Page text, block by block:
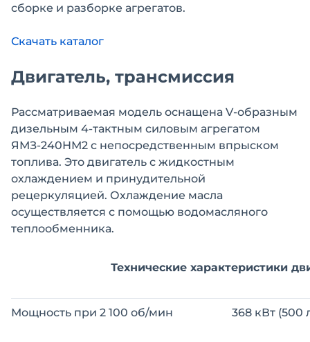
сборке и разборке агрегатов.
Скачать каталог
Двигатель, трансмиссия
Рассматриваемая модель оснащена V-образным
дизельным 4-тактным силовым агрегатом
ЯМЗ-240НМ2 с непосредственным впрыском
топлива. Это двигатель с жидкостным
охлаждением и принудительной
рецеркуляцией. Охлаждение масла
осуществляется с помощью водомасляного
теплообменника.
Технические характеристики
Мощность при 2 100 об/мин 368 кВт (500